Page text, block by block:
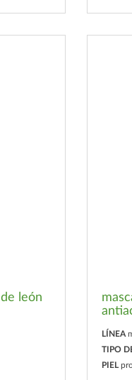
león
LÍNEA
TIPO
PIEL